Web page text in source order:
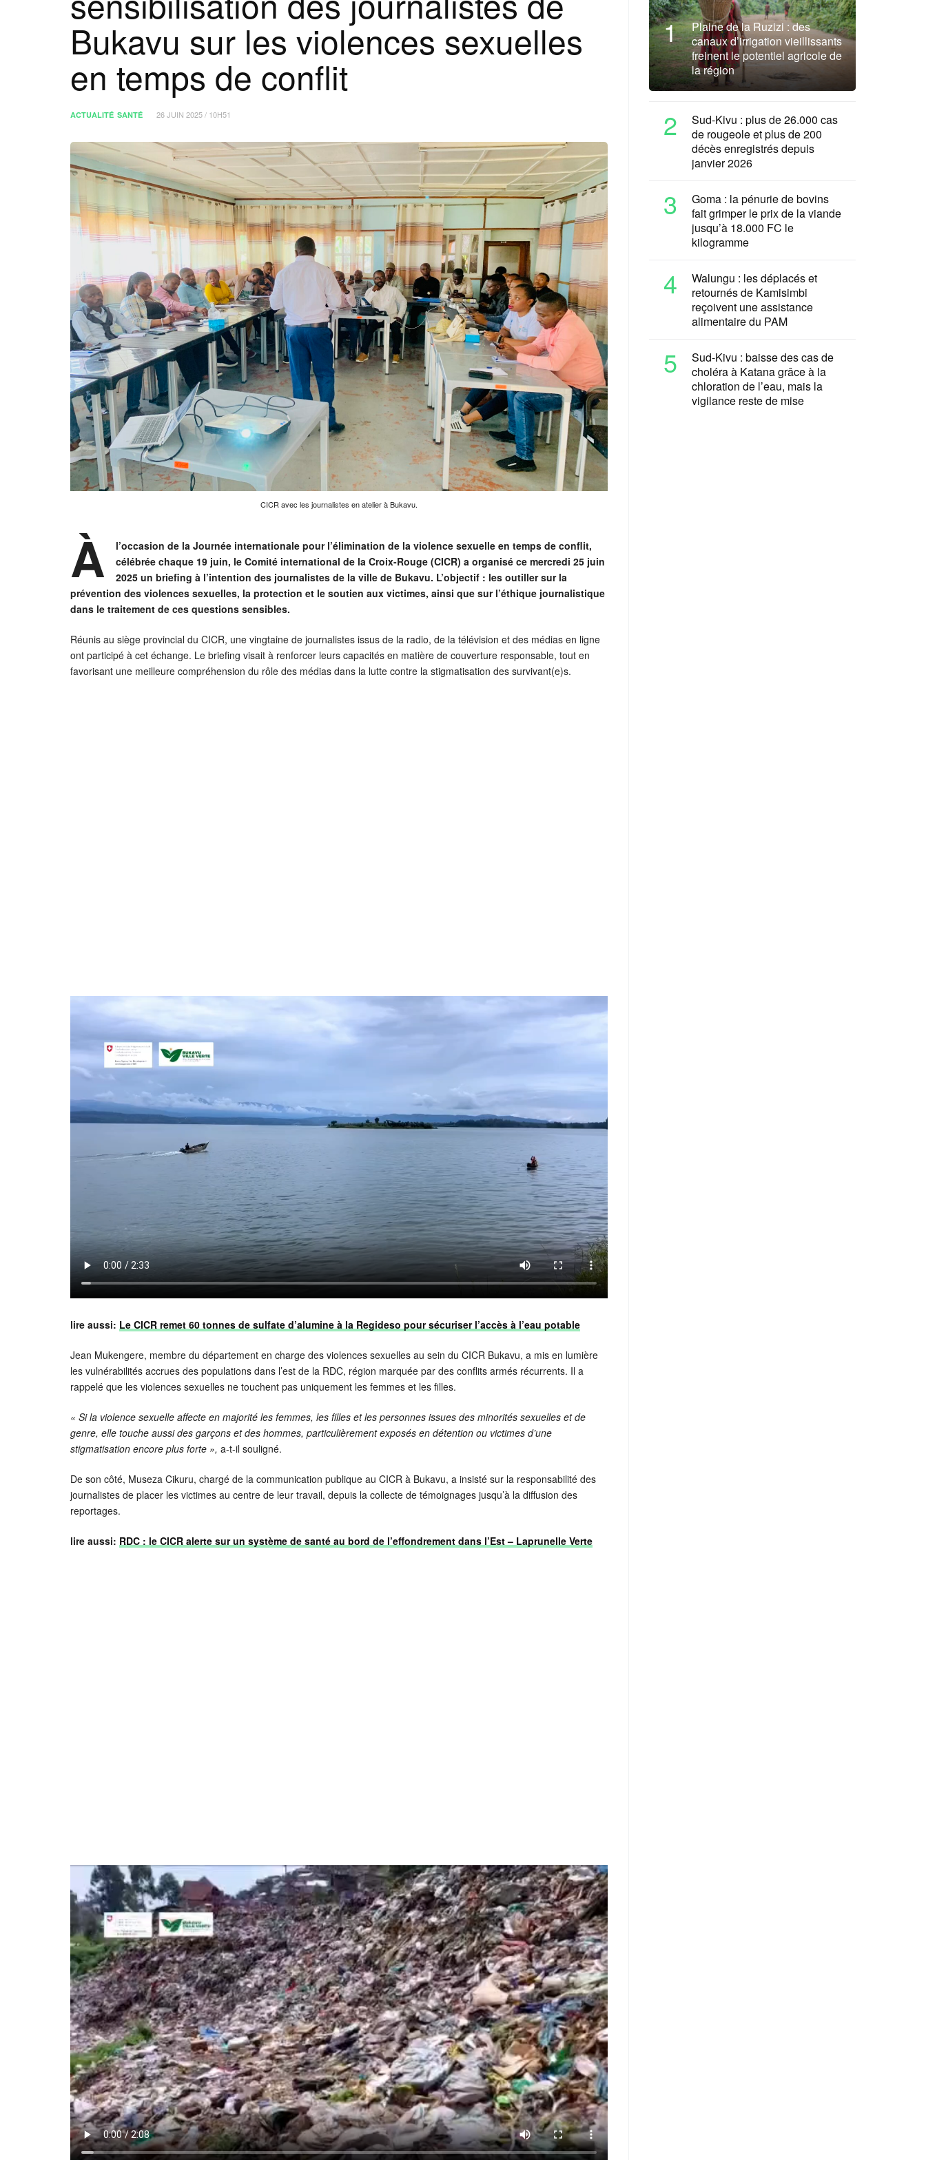
Bukavu sur les violences sexuelles
en temps de conflit
ACTUALITÉ SANTÉ 26 JUIN 2025 / 10H51
CICR avec les journalistes en atelier à Bukavu.
À
l’occasion de la Journée internationale pour l’élimination de la violence sexuelle en temps de conflit,
célébrée chaque 19 juin, le Comité international de la Croix-Rouge (CICR) a organisé ce mercredi 25 juin
2025 un briefing à l’intention des journalistes de la ville de Bukavu. L’objectif : les outiller sur la
prévention des violences sexuelles, la protection et le soutien aux victimes, ainsi que sur l’éthique journalistique
dans le traitement de ces questions sensibles.
Réunis au siège provincial du CICR, une vingtaine de journalistes issus de la radio, de la télévision et des médias en ligne
ont participé à cet échange. Le briefing visait à renforcer leurs capacités en matière de couverture responsable, tout en
favorisant une meilleure compréhension du rôle des médias dans la lutte contre la stigmatisation des survivant(e)s.
lire aussi: Le CICR remet 60 tonnes de sulfate d’alumine à la Regideso pour sécuriser l’accès à l’eau potable
Jean Mukengere, membre du département en charge des violences sexuelles au sein du CICR Bukavu, a mis en lumière
les vulnérabilités accrues des populations dans l’est de la RDC, région marquée par des conflits armés récurrents. Il a
rappelé que les violences sexuelles ne touchent pas uniquement les femmes et les filles.
« Si la violence sexuelle affecte en majorité les femmes, les filles et les personnes issues des minorités sexuelles et de
genre, elle touche aussi des garçons et des hommes, particulièrement exposés en détention ou victimes d’une
stigmatisation encore plus forte », a-t-il souligné.
De son côté, Museza Cikuru, chargé de la communication publique au CICR à Bukavu, a insisté sur la responsabilité des
journalistes de placer les victimes au centre de leur travail, depuis la collecte de témoignages jusqu’à la diffusion des
reportages.
lire aussi: RDC : le CICR alerte sur un système de santé au bord de l’effondrement dans l’Est – Laprunelle Verte
1
Plaine de la Ruzizi : des
canaux d’irrigation vieillissants
freinent le potentiel agricole de
la région
2
Sud-Kivu : plus de 26.000 cas
de rougeole et plus de 200
décès enregistrés depuis
janvier 2026
3
Goma : la pénurie de bovins
fait grimper le prix de la viande
jusqu’à 18.000 FC le
kilogramme
4
Walungu : les déplacés et
retournés de Kamisimbi
reçoivent une assistance
alimentaire du PAM
5
Sud-Kivu : baisse des cas de
choléra à Katana grâce à la
chloration de l’eau, mais la
vigilance reste de mise